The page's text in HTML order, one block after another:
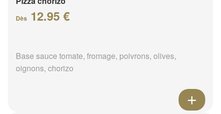
Dès 12.95 €
Base sauce tomate, fromage, poivrons, olives,
oignons, chorizo